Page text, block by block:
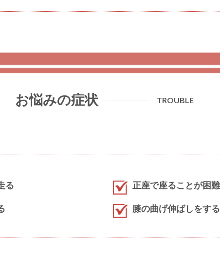
お悩みの症状 TROUBLE
る 正座で座ることが困
膝の曲げ伸ばしをす